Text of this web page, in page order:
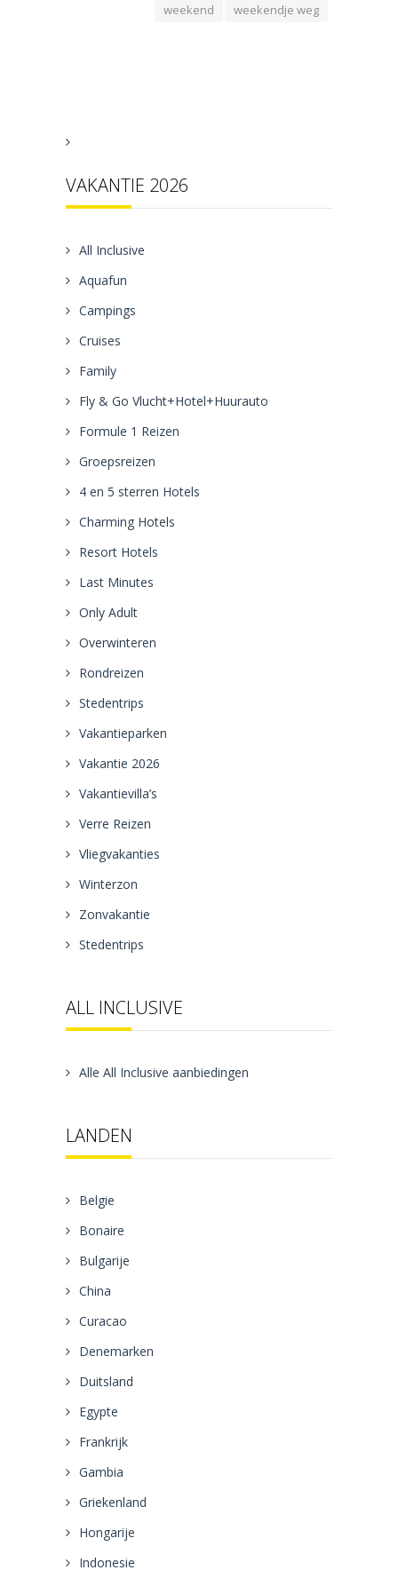
weekend weekendje weg
VAKANTIE 2026
All Inclusive
Aquafun
Campings
Cruises
Family
Fly & Go Vlucht+Hotel+Huurauto
Formule 1 Reizen
Groepsreizen
4 en 5 sterren Hotels
Charming Hotels
Resort Hotels
Last Minutes
Only Adult
Overwinteren
Rondreizen
Stedentrips
Vakantieparken
Vakantie 2026
Vakantievilla’s
Verre Reizen
Vliegvakanties
Winterzon
Zonvakantie
Stedentrips
ALL INCLUSIVE
Alle All Inclusive aanbiedingen
LANDEN
Belgie
Bonaire
Bulgarije
China
Curacao
Denemarken
Duitsland
Egypte
Frankrijk
Gambia
Griekenland
Hongarije
Indonesie